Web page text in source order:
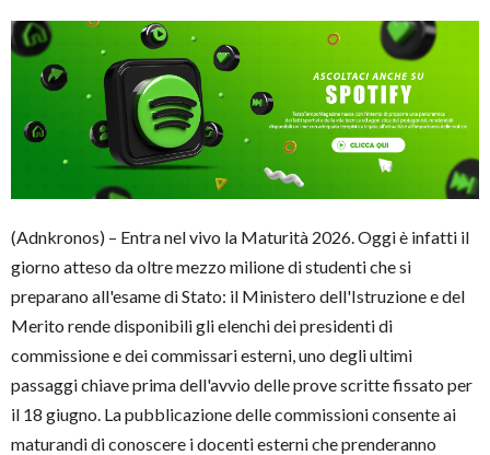
(Adnkronos) – Entra nel vivo la Maturità 2026. Oggi è infatti il
giorno atteso da oltre mezzo milione di studenti che si
preparano all'esame di Stato: il Ministero dell'Istruzione e del
Merito rende disponibili gli elenchi dei presidenti di
commissione e dei commissari esterni, uno degli ultimi
passaggi chiave prima dell'avvio delle prove scritte fissato per
il 18 giugno. La pubblicazione delle commissioni consente ai
maturandi di conoscere i docenti esterni che prenderanno